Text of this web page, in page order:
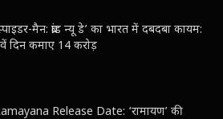
मैन: ब्रांड न्यू डे’ का भारत में दबदबा कायम:
दिन कमाए 14 करोड़
Release Date: ‘रामायण’ की